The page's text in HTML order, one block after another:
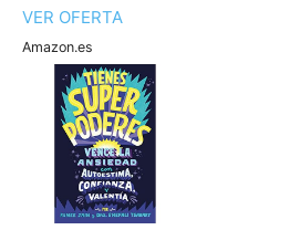
VER OFERTA
Amazon.es